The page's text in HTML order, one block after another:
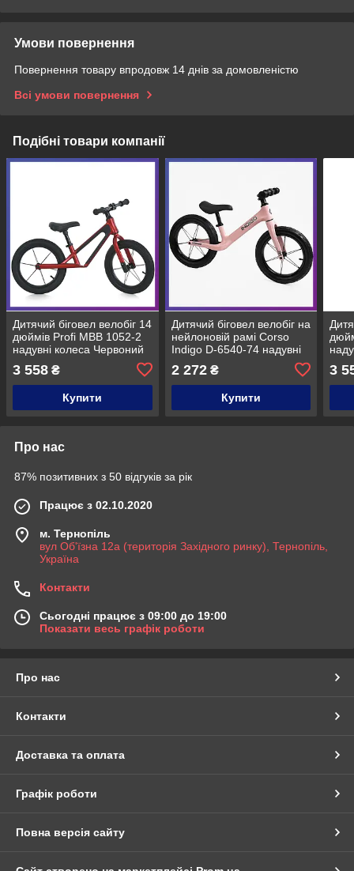
Умови повернення
Повернення товару впродовж 14 днів за домовленістю
Всі умови повернення
Подібні товари компанії
Дитячий біговел велобіг 14
дюймів Profi MBB 1052-2
надувні колеса Червоний
3 558 ₴
Купити
Дитячий біговел велобіг на
нейлоновій рамі Corso
Indigo D-6540-74 надувні
колеса 14 дюймів Рожевий
2 272₴
Купити
3
Про нас
87% позитивних з 50 відгуків за рік
Працює з 02.10.2020
м. Тернопіль
вул Об'їзна 12а (територія Західного ринку), Тернопіль,
Україна
Контакти
Сьогодні працює з 09:00 до 19:00
Показати весь графік роботи
Про нас
Контакти
Доставка та оплата
Графік роботи
Повна версія сайту